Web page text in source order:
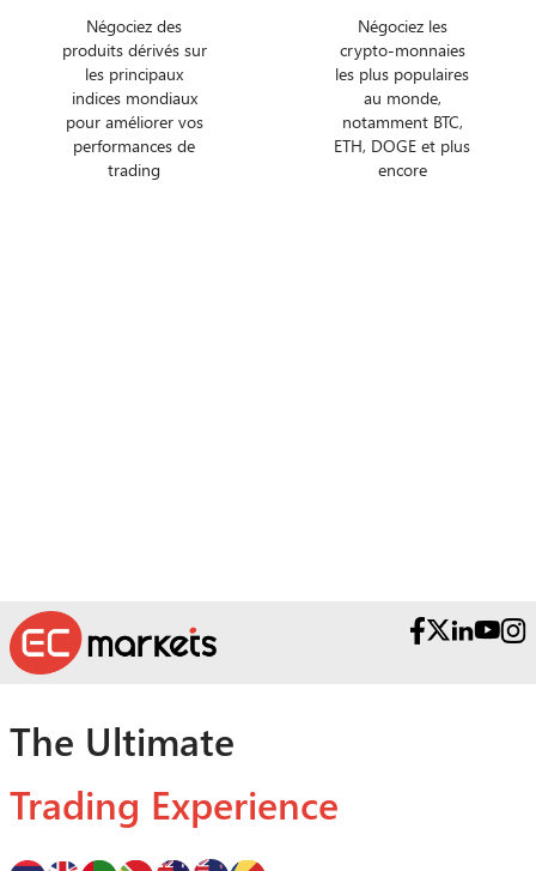
Négociez des
produits dérivés sur
les principaux
indices mondiaux
pour améliorer vos
performances de
trading
Négociez les
crypto-monnaies
les plus populaires
au monde,
notamment BTC,
ETH, DOGE et plus
encore
The Ultimate
Trading Experience